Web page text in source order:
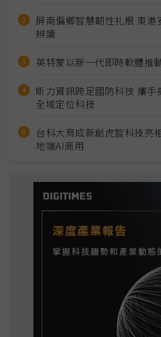
屏南偏鄉智慧韌性扎根 東港
辨識
英特蒙以新一代即時軟體推
昕力資訊跨足國防科技 攜
全域定位科技
台科大育成新創虎智科技亮
地端AI商用